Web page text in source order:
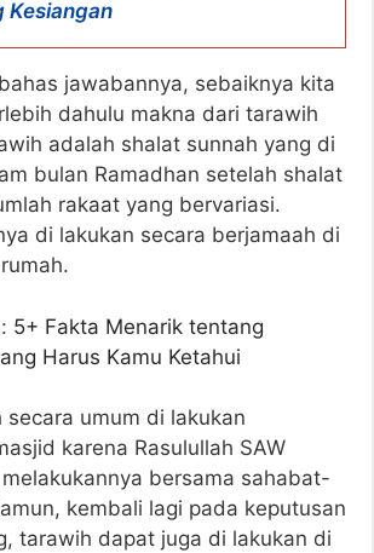
Kesiangan
jawabannya, sebaiknya kita
dahulu makna dari tarawih
adalah shalat sunnah yang di
bulan Ramadhan setelah shalat
rakaat yang bervariasi.
di lakukan secara berjamaah di
5+ Fakta Menarik tentang
Harus Kamu Ketahui
secara umum di lakukan
karena Rasulullah SAW
bersama sahabat-
kembali lagi pada keputusan
tarawih dapat juga di lakukan di